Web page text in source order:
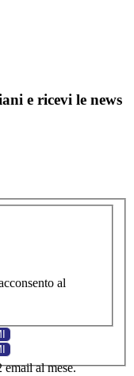
e ricevi le news
al
email al mese.